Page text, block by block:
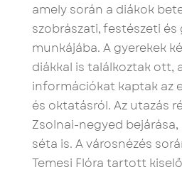
amely során a diákok
szobrászati, festészeti és
munkájába. A gyerekek
diákkal is találkoztak ott,
információkat kaptak az
és oktatásról. Az utazás
Zsolnai-negyed
séta is. A városnézés
Temesi Flóra tartott